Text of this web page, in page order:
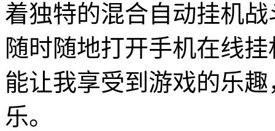
着独特的混合自动挂机
随时随地打开手机在线
能让我享受到游戏的乐
乐。